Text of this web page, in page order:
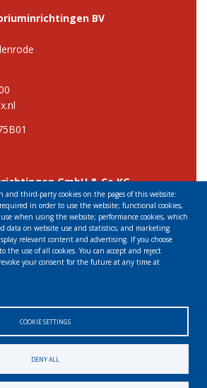
BV
and third-party cookies on the pages of this website:
in order to use the website; functional cookies,
when using the website; performance cookies, which
data on website use and statistics; and marketing
relevant content and advertising. If you choose
the use of all cookies. You can accept and reject
your consent for the future at any time at
COOKIE SETTINGS
DENY ALL
GmbH & Co KG